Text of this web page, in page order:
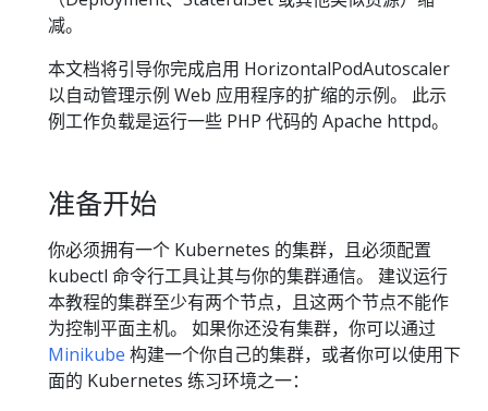
减。
本文档将引导你完成启用 HorizontalPodAutoscaler
以自动管理示例 Web 应用程序的扩缩的示例。 此示
例工作负载是运行一些 PHP 代码的 Apache httpd。
准备开始
你必须拥有一个 Kubernetes 的集群，且必须配置
kubectl 命令行工具让其与你的集群通信。 建议运行
本教程的集群至少有两个节点，且这两个节点不能作
为控制平面主机。 如果你还没有集群，你可以通过
Minikube 构建一个你自己的集群，或者你可以使用下
面的 Kubernetes 练习环境之一：